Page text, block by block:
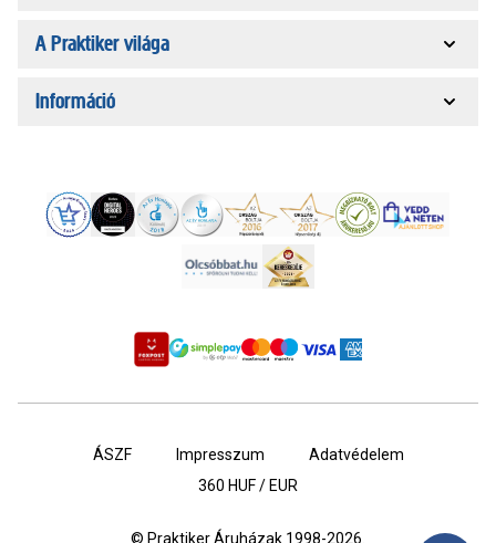
A Praktiker világa
Információ
ÁSZF Impresszum
Adatvédelem
360 HUF / EUR
© Praktiker Áruházak 1998-2026.